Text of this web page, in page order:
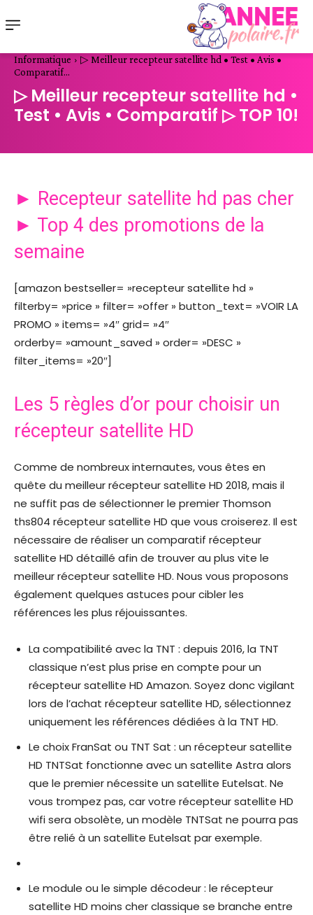
Informatique
▷ Meilleur recepteur satellite hd • Test • Avis •
Comparatif...
▷ Meilleur recepteur satellite hd •
Test • Avis • Comparatif ▷ TOP 10!
► Recepteur satellite hd pas cher
► Top 4 des promotions de la
semaine
[amazon bestseller= »recepteur satellite hd »
filterby= »price » filter= »offer » button_text= »VOIR LA
PROMO » items= »4″ grid= »4″
orderby= »amount_saved » order= »DESC »
filter_items= »20″]
Les 5 règles d’or pour choisir un
récepteur satellite HD
Comme de nombreux internautes, vous êtes en
quête du meilleur récepteur satellite HD 2018, mais il
ne suffit pas de sélectionner le premier Thomson
ths804 récepteur satellite HD que vous croiserez. Il est
nécessaire de réaliser un comparatif récepteur
satellite HD détaillé afin de trouver au plus vite le
meilleur récepteur satellite HD. Nous vous proposons
également quelques astuces pour cibler les
références les plus réjouissantes.
La compatibilité avec la TNT : depuis 2016, la TNT
classique n’est plus prise en compte pour un
récepteur satellite HD Amazon. Soyez donc vigilant
lors de l’achat récepteur satellite HD, sélectionnez
uniquement les références dédiées à la TNT HD.
Le choix FranSat ou TNT Sat : un récepteur satellite
HD TNTSat fonctionne avec un satellite Astra alors
que le premier nécessite un satellite Eutelsat. Ne
vous trompez pas, car votre récepteur satellite HD
wifi sera obsolète, un modèle TNTSat ne pourra pas
être relié à un satellite Eutelsat par exemple.
Le module ou le simple décodeur : le récepteur
satellite HD moins cher classique se branche entre